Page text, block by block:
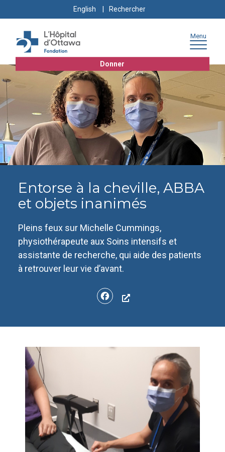
to
content
to
navigation
to
sitemap
English
Search
for:
Donner
Menu
Entorse à la cheville, ABBA
et objets inanimés
Pleins feux sur Michelle Cummings,
physiothérapeute aux Soins intensifs et
assistante de recherche, qui aide des patients
à retrouver leur vie d’avant.
Facebook